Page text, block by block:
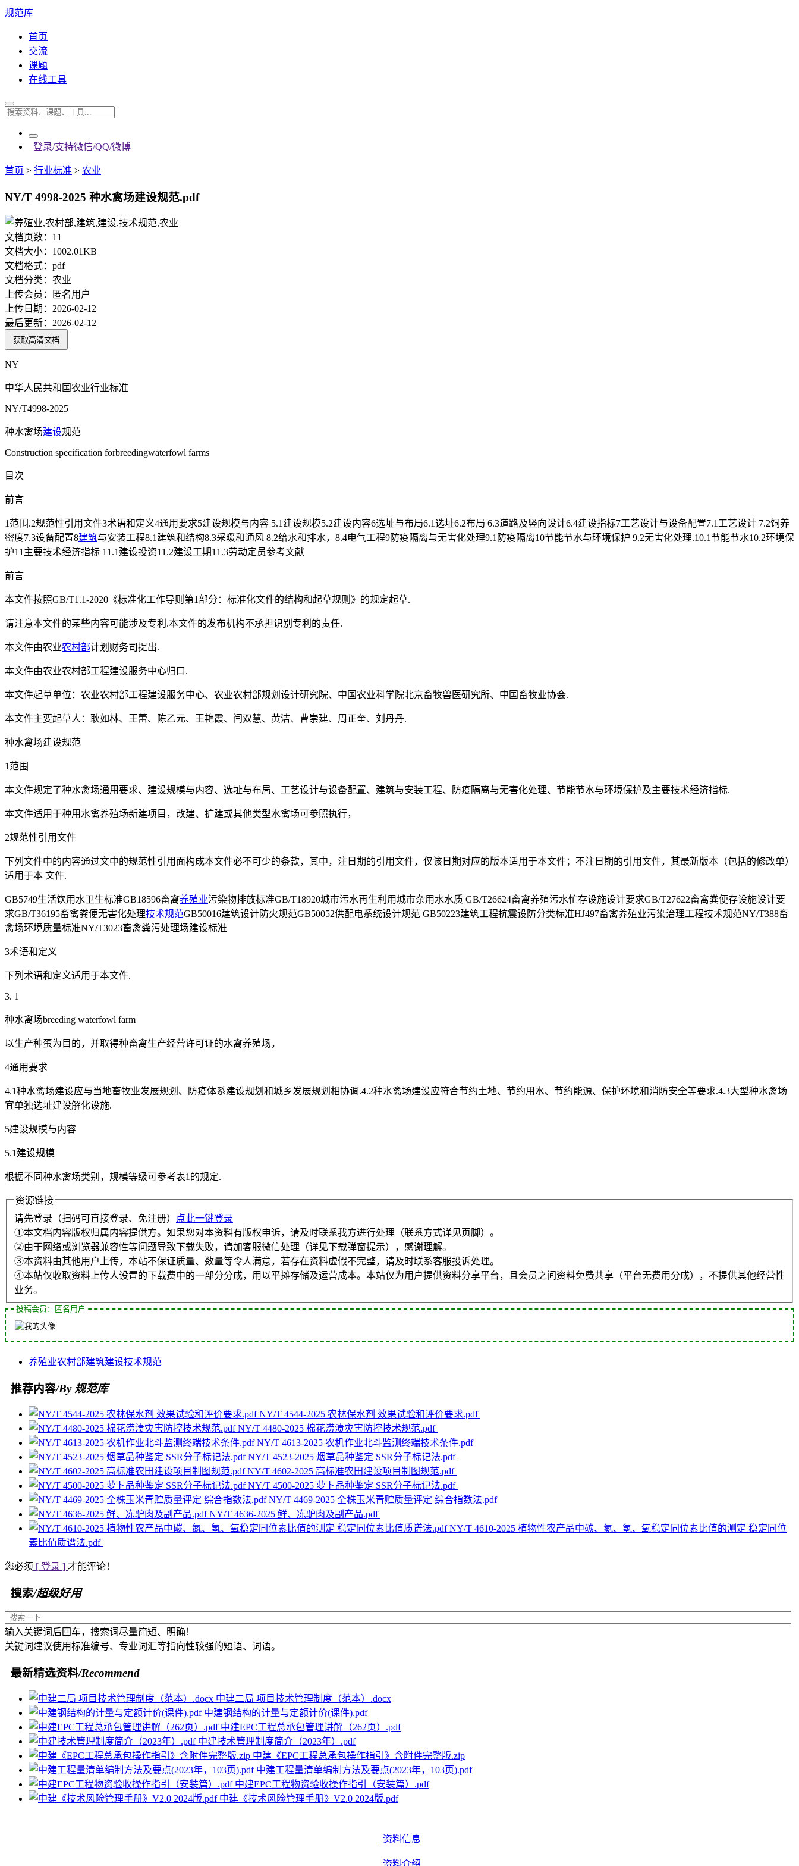
规范库
首页
交流
课题
在线工具
登录/支持微信/QQ/微博
首页 > 行业标准 > 农业
NY/T 4998-2025 种水禽场建设规范.pdf
文档页数： 11
文档大小： 1002.01KB
文档格式： pdf
文档分类： 农业
上传会员：
匿名用户
上传日期： 2026-02-12
最后更新： 2026-02-12
获取高清文档
NY
中华人民共和国农业行业标准
NY/T4998-2025
种水禽场建设规范
Construction specification forbreedingwaterfowl farms
目次
前言
1范围.2规范性引用文件3术语和定义4通用要求5建设规模与内容 5.1建设规模5.2建设内容6选址与布局6.1选址6.2布局 6.3道路及竖向设计6.4建设指标7工艺设计与设备配置7.1工艺设计 7.2饲养
密度7.3设备配置8建筑与安装工程8.1建筑和结构8.3采暖和通风 8.2给水和排水，8.4电气工程9防疫隔离与无害化处理9.1防疫隔离10节能节水与环境保护 9.2无害化处理.10.1节能节水10.2环境保
护11主要技术经济指标 11.1建设投资11.2建设工期11.3劳动定员参考文献
前言
本文件按照GB/T1.1-2020《标准化工作导则第1部分：标准化文件的结构和起草规则》的规定起草.
请注意本文件的某些内容可能涉及专利.本文件的发布机构不承担识别专利的责任.
本文件由农业农村部计划财务司提出.
本文件由农业农村部工程建设服务中心归口.
本文件起草单位：农业农村部工程建设服务中心、农业农村部规划设计研究院、中国农业科学院北京畜牧兽医研究所、中国畜牧业协会.
本文件主要起草人：耿如林、王蕾、陈乙元、王艳霞、闫双慧、黄洁、曹崇建、周正奎、刘丹丹.
种水禽场建设规范
1范围
本文件规定了种水禽场通用要求、建设规模与内容、选址与布局、工艺设计与设备配置、建筑与安装工程、防疫隔离与无害化处理、节能节水与环境保护及主要技术经济指标.
本文件适用于种用水禽养殖场新建项目，改建、扩建或其他类型水禽场可参照执行，
2规范性引用文件
下列文件中的内容通过文中的规范性引用面构成本文件必不可少的条款，其中，注日期的引用文件，仅该日期对应的版本适用于本文件；不注日期的引用文件，其最新版本（包括的修改单）
适用于本 文件.
GB5749生活饮用水卫生标准GB18596畜禽养殖业污染物排放标准GB/T18920城市污水再生利用城市杂用水水质 GB/T26624畜禽养殖污水忙存设施设计要求GB/T27622畜禽粪便存设施设计要
求GB/T36195畜禽粪便无害化处理技术规范GB50016建筑设计防火规范GB50052供配电系统设计规范 GB50223建筑工程抗震设防分类标准HJ497畜禽养殖业污染治理工程技术规范NY/T388畜
禽场环境质量标准NY/T3023畜禽粪污处理场建设标准
3术语和定义
下列术语和定义适用于本文件.
3. 1
种水禽场breeding waterfowl farm
以生产种蛋为目的，并取得种畜禽生产经营许可证的水禽养殖场，
4通用要求
4.1种水禽场建设应与当地畜牧业发展规划、防疫体系建设规划和城乡发展规划相协调.4.2种水禽场建设应符合节约土地、节约用水、节约能源、保护环境和消防安全等要求.4.3大型种水禽场
宜单独选址建设解化设施.
5建设规模与内容
5.1建设规模
根据不同种水禽场类别，规模等级可参考表1的规定.
资源链接
请先登录（扫码可直接登录、免注册）
点此一键登录
①本文档内容版权归属内容提供方。如果您对本资料有版权申诉，请及时联系我方进行处理（联系方式详见页脚）。
②由于网络或浏览器兼容性等问题导致下载失败，请加客服微信处理（详见下载弹窗提示），感谢理解。
③本资料由其他用户上传，本站不保证质量、数量等令人满意，若存在资料虚假不完整，请及时联系客服投诉处理。
④本站仅收取资料上传人设置的下载费中的一部分分成，用以平摊存储及运营成本。本站仅为用户提供资料分享平台，且会员之间资料免费共享（平台无费用分成），不提供其他经营性
业务。
投稿会员：匿名用户
养殖业农村部建筑建设技术规范
推荐内容/By 规范库
NY/T 4544-2025 农林保水剂 效果试验和评价要求.pdf
NY/T 4480-2025 棉花涝渍灾害防控技术规范.pdf
NY/T 4613-2025 农机作业北斗监测终端技术条件.pdf
NY/T 4523-2025 烟草品种鉴定 SSR分子标记法.pdf
NY/T 4602-2025 高标准农田建设项目制图规范.pdf
NY/T 4500-2025 萝卜品种鉴定 SSR分子标记法.pdf
NY/T 4469-2025 全株玉米青贮质量评定 综合指数法.pdf
NY/T 4636-2025 鲜、冻驴肉及副产品.pdf
NY/T 4610-2025 植物性农产品中碳、氮、氢、氧稳定同位素比值的测定 稳定同位
素比值质谱法.pdf
您必须 [ 登录 ] 才能评论！
搜索/超级好用
输入关键词后回车，搜索词尽量简短、明确！
关键词建议使用标准编号、专业词汇等指向性较强的短语、词语。
最新精选资料/Recommend
中建二局 项目技术管理制度（范本）.docx
中建钢结构的计量与定额计价(课件).pdf
中建EPC工程总承包管理讲解（262页）.pdf
中建技术管理制度简介（2023年）.pdf
中建《EPC工程总承包操作指引》含附件完整版.zip
中建工程量清单编制方法及要点(2023年，103页).pdf
中建EPC工程物资验收操作指引（安装篇）.pdf
中建《技术风险管理手册》V2.0 2024版.pdf
资料信息